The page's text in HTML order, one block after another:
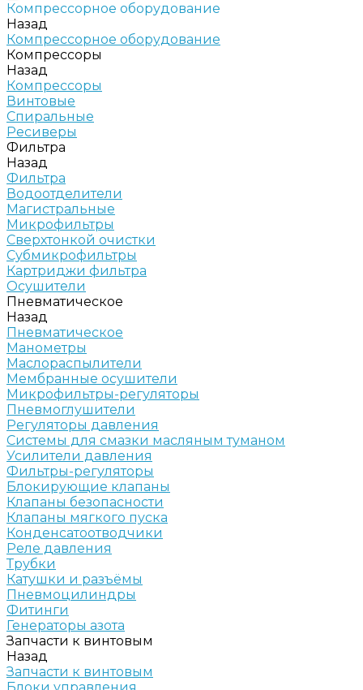
Компрессорное оборудование
Назад
Компрессорное оборудование
Компрессоры
Назад
Компрессоры
Винтовые
Спиральные
Ресиверы
Фильтра
Назад
Фильтра
Водоотделители
Магистральные
Микрофильтры
Сверхтонкой очистки
Субмикрофильтры
Картриджи фильтра
Осушители
Пневматическое
Назад
Пневматическое
Манометры
Маслораспылители
Мембранные осушители
Микрофильтры-регуляторы
Пневмоглушители
Регуляторы давления
Системы для смазки масляным туманом
Усилители давления
Фильтры-регуляторы
Блокирующие клапаны
Клапаны безопасности
Клапаны мягкого пуска
Конденсатоотводчики
Реле давления
Трубки
Катушки и разъёмы
Пневмоцилиндры
Фитинги
Генераторы азота
Запчасти к винтовым
Назад
Запчасти к винтовым